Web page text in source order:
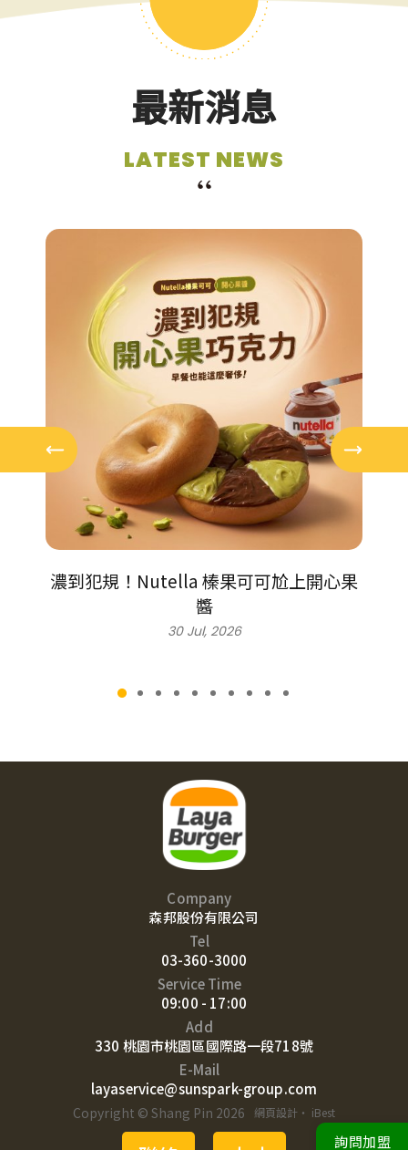
最新消息
LATEST NEWS
濃到犯規！Nutella 榛果可可尬上開心果
醬
30 Jul, 2026
Company
森邦股份有限公司
Tel
03-360-3000
Service Time
09:00 - 17:00
Add
330 桃園市桃園區國際路一段718號
E-Mail
layaservice@sunspark-group.com
Copyright © Shang Pin 2026 網頁設計 ‧ iBest
詢問加盟